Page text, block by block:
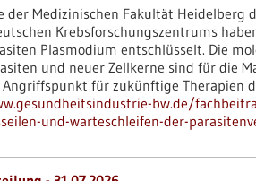
der Medizinischen Fakultät
Krebsforschungszentrums
Plasmodium entschlüsselt. Die
und neuer Zellkerne sind für die
für zukünftige Therapien
bw.de/
und-warteschleifen-der-